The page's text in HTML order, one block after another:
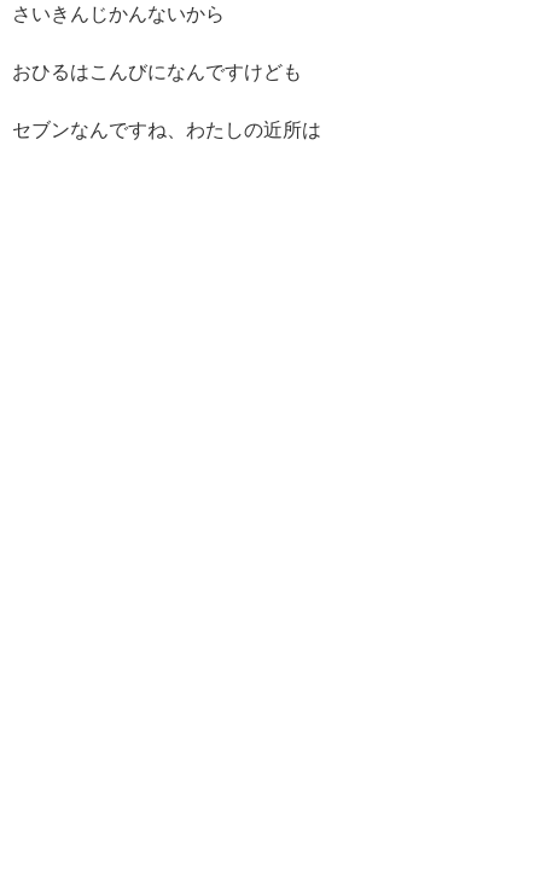
さいきんじかんないから
おひるはこんびになんですけども
セブンなんですね、わたしの近所は